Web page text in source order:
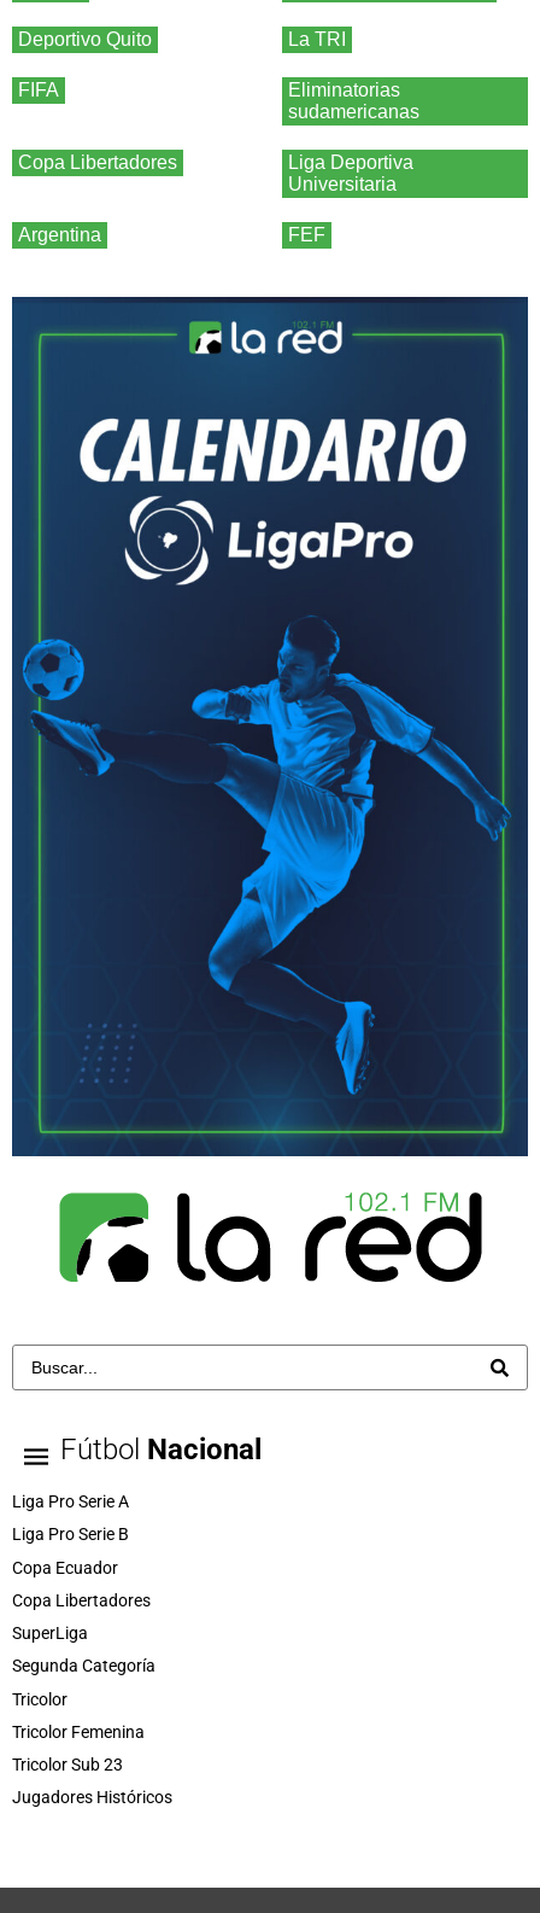
Deportivo Quito La TRI
FIFA
Eliminatorias
sudamericanas
Copa Libertadores
Liga Deportiva
Universitaria
Argentina FEF
Fútbol Nacional
Liga Pro Serie A
Liga Pro Serie B
Copa Ecuador
Copa Libertadores
SuperLiga
Segunda Categoría
Tricolor
Tricolor Femenina
Tricolor Sub 23
Jugadores Históricos